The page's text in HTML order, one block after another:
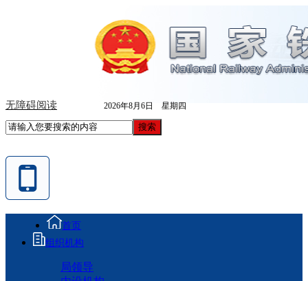
无障碍阅读 2026年8月6日 星期四
首页
组织机构
局领导